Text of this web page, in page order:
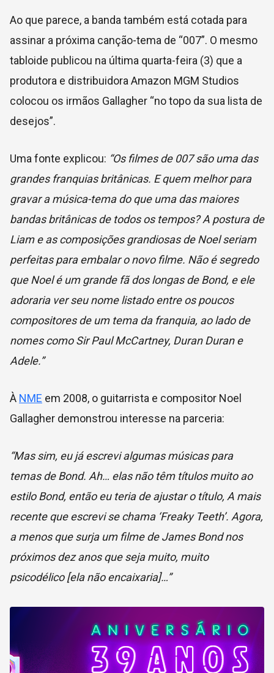
Ao que parece, a banda também está cotada para
assinar a próxima canção-tema de “007”. O mesmo
tabloide publicou na última quarta-feira (3) que a
produtora e distribuidora Amazon MGM Studios
colocou os irmãos Gallagher “no topo da sua lista de
desejos”.
Uma fonte explicou: “Os filmes de 007 são uma das
grandes franquias britânicas. E quem melhor para
gravar a música-tema do que uma das maiores
bandas britânicas de todos os tempos? A postura de
Liam e as composições grandiosas de Noel seriam
perfeitas para embalar o novo filme. Não é segredo
que Noel é um grande fã dos longas de Bond, e ele
adoraria ver seu nome listado entre os poucos
compositores de um tema da franquia, ao lado de
nomes como Sir Paul McCartney, Duran Duran e
Adele.”
À NME em 2008, o guitarrista e compositor Noel
Gallagher demonstrou interesse na parceria:
“Mas sim, eu já escrevi algumas músicas para
temas de Bond. Ah… elas não têm títulos muito ao
estilo Bond, então eu teria de ajustar o título, A mais
recente que escrevi se chama ‘Freaky Teeth’. Agora,
a menos que surja um filme de James Bond nos
próximos dez anos que seja muito, muito
psicodélico [ela não encaixaria]…”